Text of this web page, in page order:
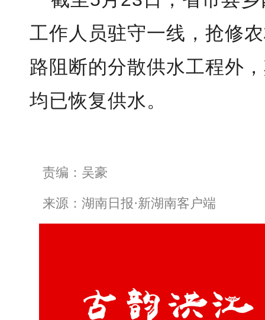
工作人员驻守一线，抢修
路阻断的分散供水工程外
均已恢复供水。
责编：吴豪
来源：湖南日报·新湖南客户端